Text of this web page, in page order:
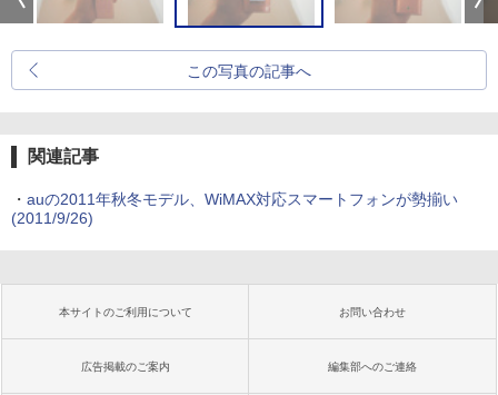
この写真の記事へ
関連記事
・ auの2011年秋冬モデル、WiMAX対応スマートフォンが勢揃い
(2011/9/26)
本サイトのご利用について お問い合わせ
広告掲載のご案内 編集部へのご連絡